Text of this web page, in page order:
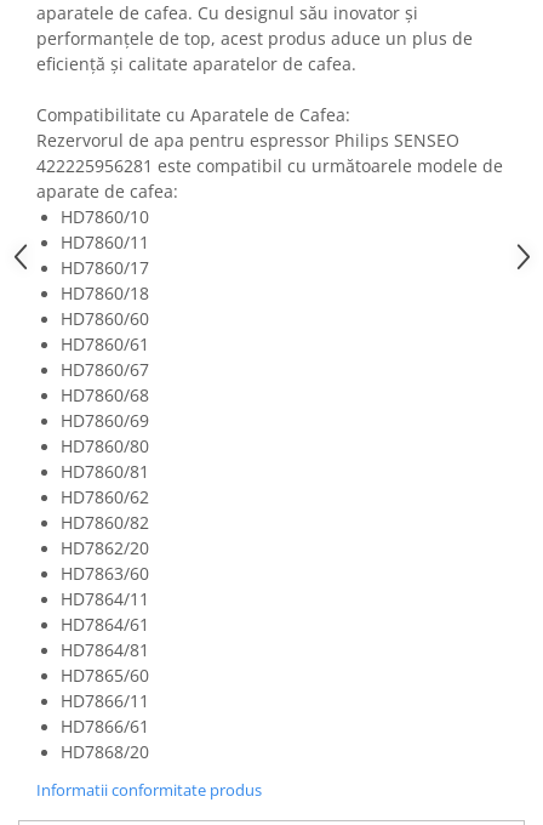
Electrocasnice pentru Bucatarie
Fiare de calcat si masini de cusut
Ingrijire Locuinta
Purificatoare de aer
Fashion
Bijuterii
Ceasuri barbatesti
Ceasuri dama
Cutii, curele si accesorii ceasuri
Genti si accesorii barbati
Genti si accesorii femei
Imbracaminte barbati
Imbracaminte femei
Imbracaminte si Incaltaminte copii
Incaltaminte barbati
Incaltaminte femei
Ochelari de soare
Ochelari de vedere
Gaming, Carti & Birotica
Birotica & Papetarie
Console, Jocuri & Accesorii
Ingrijire personala & Cosmetice
Accesorii aparate de ras electrice
Accesorii aparate hair styling
Aparate & Accesorii ingrijire
personala
aparatele de cafea. Cu designul său inovator și
performanțele de top, acest produs aduce un plus de
eficiență și calitate aparatelor de cafea.
Compatibilitate cu Aparatele de Cafea:
Rezervorul de apa pentru espressor Philips SENSEO
422225956281 este compatibil cu următoarele modele de
aparate de cafea:
HD7860/10
HD7860/11
HD7860/17
HD7860/18
HD7860/60
HD7860/61
HD7860/67
HD7860/68
HD7860/69
HD7860/80
HD7860/81
HD7860/62
HD7860/82
HD7862/20
HD7863/60
HD7864/11
HD7864/61
HD7864/81
HD7865/60
HD7866/11
HD7866/61
HD7868/20
Informatii conformitate produs